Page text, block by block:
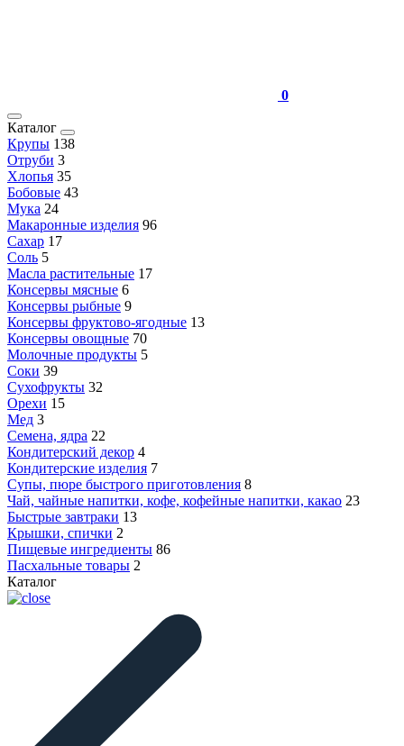
0
Каталог
Крупы 138
Отруби 3
Хлопья 35
Бобовые 43
Мука 24
Макаронные изделия 96
Сахар 17
Соль 5
Масла растительные 17
Консервы мясные 6
Консервы рыбные 9
Консервы фруктово-ягодные 13
Консервы овощные 70
Молочные продукты 5
Соки 39
Сухофрукты 32
Орехи 15
Мед 3
Семена, ядра 22
Кондитерский декор 4
Кондитерские изделия 7
Супы, пюре быстрого приготовления 8
Чай, чайные напитки, кофе, кофейные напитки, какао 23
Быстрые завтраки 13
Крышки, спички 2
Пищевые ингредиенты 86
Пасхальные товары 2
Каталог